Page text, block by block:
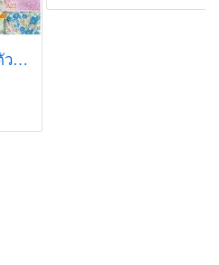
จำหน่าย ปลีก-ส่ง ผ้าเช็ดตัวนาโน แบบลาย